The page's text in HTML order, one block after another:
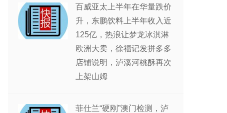
百威亚太上半年在华量跌价
升，东鹏饮料上半年收入近
125亿，热浪让梦龙冰淇淋
欧洲大卖，徐福记发拼多多
店铺说明，泸溪河桃酥再次
上架山姆
菲仕兰“硬刚”澳门检测，泸